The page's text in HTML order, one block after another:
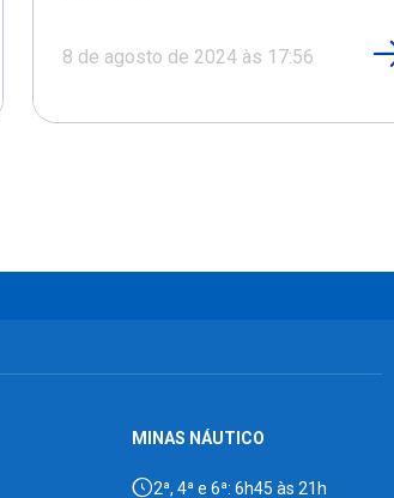
8 de agosto de 2024 às 17:56
MINAS NÁUTICO
2ª, 4ª e 6ª: 6h45 às 21h